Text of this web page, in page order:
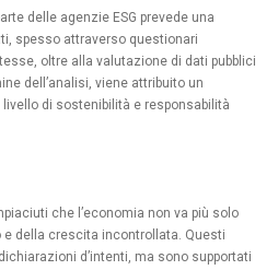
delle agenzie ESG prevede una
spesso attraverso questionari
oltre alla valutazione di dati pubblici
dell’analisi, viene attribuito un
livello di sostenibilità e responsabilità
che l’economia non va più solo
della crescita incontrollata. Questi
d’intenti, ma sono supportati